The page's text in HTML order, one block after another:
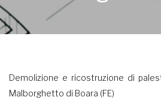
Demolizione e ricostruzione di
Malborghetto di Boara (FE)